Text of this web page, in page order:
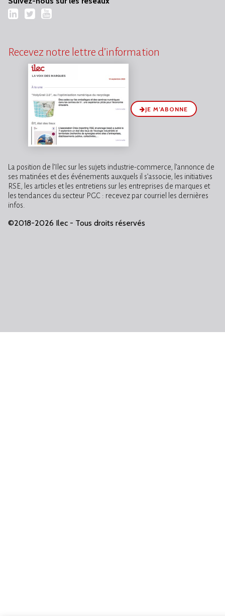
LinkedIn
TwitterYouTube
Recevez notre lettre d’information
JE M’ABONNE
La position de l’Ilec sur les sujets industrie-commerce, l’annonce de
ses matinées et des événements auxquels il s’associe, les initiatives
RSE, les articles et les entretiens sur les entreprises de marques et
les tendances du secteur PGC : recevez par courriel les dernières
infos.
©2018-2026 Ilec - Tous droits réservés